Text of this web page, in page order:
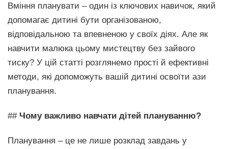
Вміння планувати – один із ключових навичок, який
допомагає дитині бути організованою,
відповідальною та впевненою у своїх діях. Але як
навчити малюка цьому мистецтву без зайвого
тиску? У цій статті розглянемо прості й ефективні
методи, які допоможуть вашій дитині освоїти ази
планування.
## Чому важливо навчати дітей плануванню?
Планування – це не лише розклад завдань у